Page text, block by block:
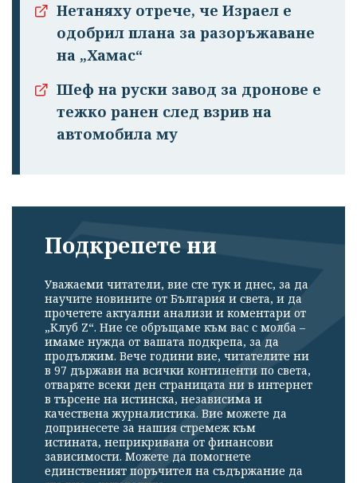
Нетаняху отрече, че Израел е
одобрил плана за разоръжаване
на „Хамас“
Шеф на руски завод за дронове е
тежко ранен след взрив на
автомобила му
Подкрепете ни
Уважаеми читатели, вие сте тук и днес, за да
научите новините от България и света, и да
прочетете актуални анализи и коментари от
„Клуб Z“. Ние се обръщаме към вас с молба –
имаме нужда от вашата подкрепа, за да
продължим. Вече години вие, читателите ни
в 97 държави на всички континенти по света,
отваряте всеки ден страницата ни в интернет
в търсене на истинска, независима и
качествена журналистика. Вие можете да
допринесете за нашия стремеж към
истината, неприкривана от финансови
зависимости. Можете да помогнете
единственият поръчител на съдържание да